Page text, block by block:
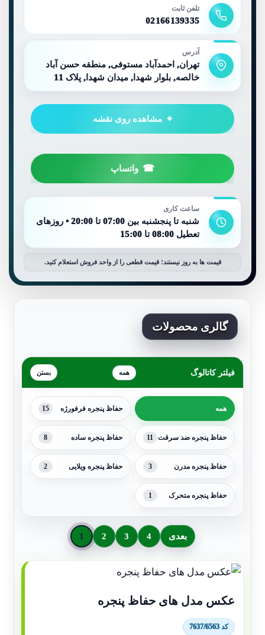
تلفن ثابت
02166139335
آدرس
تهران, احمدآباد مستوفی, منطقه حسن آباد
خالصه, بلوار شهدا, میدان شهدا, پلاک 11
مشاهده روی نقشه
واتساپ
ساعت کاری
شنبه تا پنجشنبه بین 07:00 تا 20:00 • روزهای
تعطیل 08:00 تا 15:00
قیمت ها به روز نیستند؛ قیمت قطعی را از واحد فروش استعلام کنید.
گالری محصولات
فیلتر کاتالوگ همه
همه حفاظ پنجره فرفورژه 15
حفاظ پنجره ضد سرقت 11 حفاظ پنجره ساده 8
حفاظ پنجره مدرن 3 حفاظ پنجره ویلایی 2
حفاظ پنجره متحرک 1
1 2 3 4 بعدی
عکس مدل های حفاظ پنجره
کد 7637/6563